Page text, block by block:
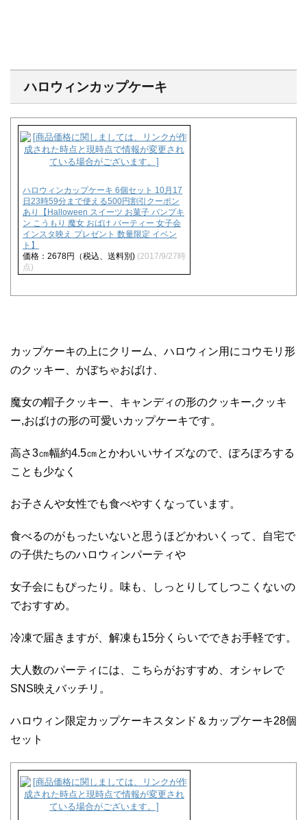
ハロウィンカップケーキ
ハロウィンカップケーキ 6個セット 10月17
日23時59分まで使える500円割引クーポン
あり【Halloween スイーツ お菓子 パンプキ
ン こうもり 魔女 おばけ パーティー 女子会
インスタ映え プレゼント 数量限定 イベン
ト】
価格：2678円（税込、送料別) (2017/9/27時
点)
カップケーキの上にクリーム、ハロウィン用にコウモリ形
のクッキー、かぼちゃおばけ、
魔女の帽子クッキー、キャンディの形のクッキー,クッキ
ー,おばけの形の可愛いカップケーキです。
高さ3㎝幅約4.5㎝とかわいいサイズなので、ぽろぽろする
ことも少なく
お子さんや女性でも食べやすくなっています。
食べるのがもったいないと思うほどかわいくって、自宅で
の子供たちのハロウィンパーティや
女子会にもぴったり。味も、しっとりしてしつこくないの
でおすすめ。
冷凍で届きますが、解凍も15分くらいでできお手軽です。
大人数のパーティには、こちらがおすすめ、オシャレで
SNS映えバッチリ。
ハロウィン限定カップケーキスタンド＆カップケーキ28個
セット